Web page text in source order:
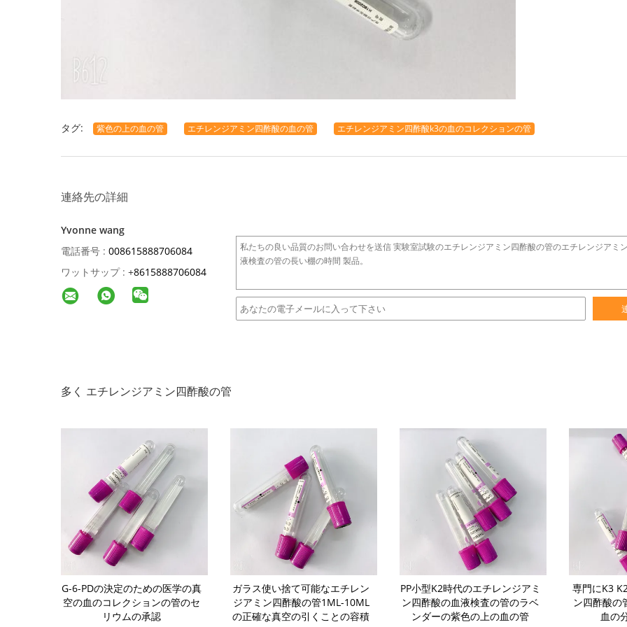
タグ: 紫色の上の血の管 エチレンジアミン四酢酸の血の管 エチレンジアミン四酢酸k3の血のコレクションの管
連絡先の詳細
Yvonne wang
電話番号 : 008615888706084
ワットサップ : +8615888706084
多く エチレンジアミン四酢酸の管
G-6-PDの決定のための医学の真
空の血のコレクションの管のセ
リウムの承認
ガラス使い捨て可能なエチレン
ジアミン四酢酸の管1ML-10ML
の正確な真空の引くことの容積
PP小型K2時代のエチレンジアミ
ン四酢酸の血液検査の管のラベ
ンダーの紫色の上の血の管
専門にK3
ン四酢酸
血の